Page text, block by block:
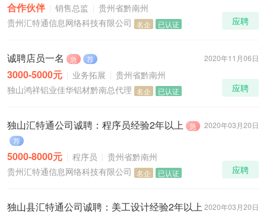
合作伙伴 销售总监
贵州省黔南州
贵州汇特通信息网络科技有限公司 名企 已认证 应聘
2020年11月06日
诚聘店员一名 急 荐
3000-5000元 业务拓展
贵州省黔南州
独山鸿祥铝业佳华铝材黔南总代理 名企 已认证 应聘
2020年03月20日
独山汇特通公司诚聘：程序员经验2年以上
急
荐
5000-8000元 程序员
贵州省黔南州
贵州汇特通信息网络科技有限公司 名企 已认证 应聘
2020年03月20日
独山县汇特通公司诚聘：美工设计经验2年以上